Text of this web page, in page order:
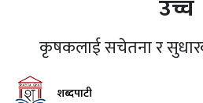
उच्च
कृषकलाई सचेतना र
शब्दपाटी